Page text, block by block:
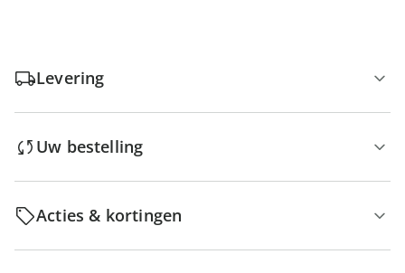
Levering
Uw bestelling
Acties & kortingen